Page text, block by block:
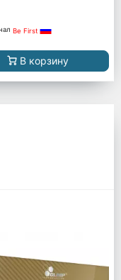
Be First
В корзину